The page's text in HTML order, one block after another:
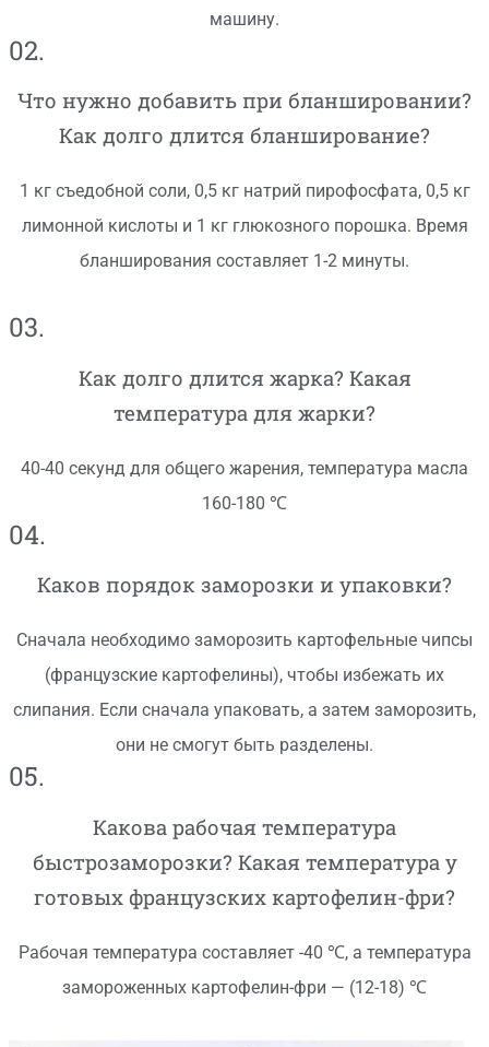
машину.
02.
Что нужно добавить при бланшировании?
Как долго длится бланширование?
1 кг съедобной соли, 0,5 кг натрий пирофосфата, 0,5 кг
лимонной кислоты и 1 кг глюкозного порошка. Время
бланширования составляет 1-2 минуты.
03.
Как долго длится жарка? Какая
температура для жарки?
40-40 секунд для общего жарения, температура масла
160-180 ℃
04.
Каков порядок заморозки и упаковки?
Сначала необходимо заморозить картофельные чипсы
(французские картофелины), чтобы избежать их
слипания. Если сначала упаковать, а затем заморозить,
они не смогут быть разделены.
05.
Какова рабочая температура
быстрозаморозки? Какая температура у
готовых французских картофелин-фри?
Рабочая температура составляет -40 ℃, а температура
замороженных картофелин-фри — (12-18) ℃